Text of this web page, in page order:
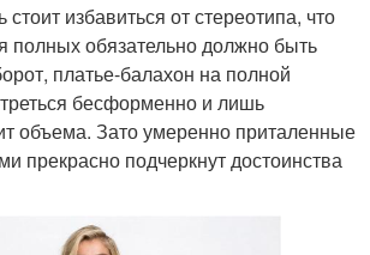
избавиться от стереотипа, что
полных обязательно должно быть
платье-балахон на полной
бесформенно и лишь
объема. Зато умеренно приталенные
прекрасно подчеркнут достоинства